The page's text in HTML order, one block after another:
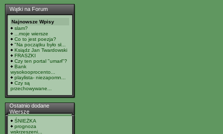
Wątki na Forum
Najnowsze Wpisy
slam?
...moje wiersze
Co to jest poezja?
"Na początku było sł...
Ksiądz Jan Twardowski
FRASZKI
Czy ten portal "umarł"?
Bank
wysokooprocento...
playlista- niezapomn...
Czy są
przechowywane...
Ostatnio dodane
Wiersze
ŚNIEŻKA
prognoza
wskrzeszeni...